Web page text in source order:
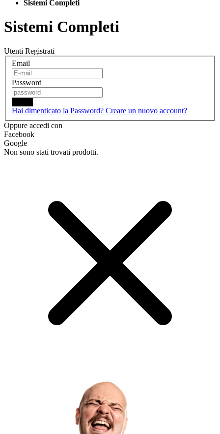
Sistemi Completi
Sistemi Completi
Utenti Registrati
Email
Password
Hai dimenticato la Password? Creare un nuovo account?
Oppure accedi con
Facebook
Google
Non sono stati trovati prodotti.